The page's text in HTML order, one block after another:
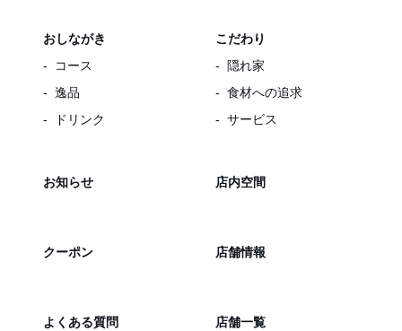
おしながき
コース
逸品
ドリンク
こだわり
隠れ家
食材への追求
サービス
お知らせ 店内空間
クーポン 店舗情報
よくある質問 店舗一覧